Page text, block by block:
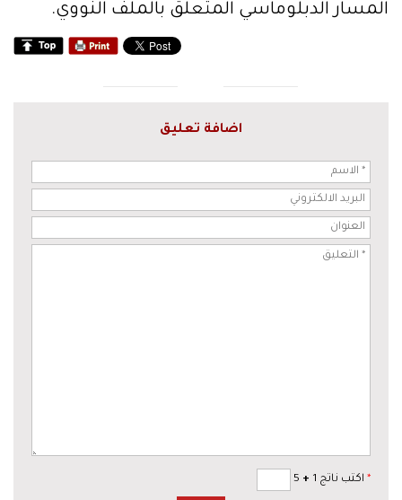
المسار الدبلوماسي المتعلق بالملف النووي.
اضافة تعليق
* اكتب ناتج 1 +